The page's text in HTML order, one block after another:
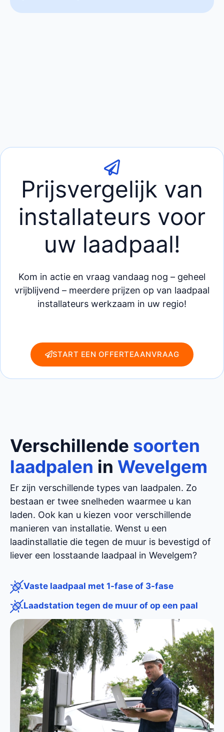
Prijsvergelijk van
installateurs voor
uw laadpaal!
Kom in actie en vraag vandaag nog – geheel
vrijblijvend – meerdere prijzen op van laadpaal
installateurs werkzaam in uw regio!
START EEN OFFERTEAANVRAAG
Verschillende soorten
laadpalen in Wevelgem
Er zijn verschillende types van laadpalen. Zo
bestaan er twee snelheden waarmee u kan
laden. Ook kan u kiezen voor verschillende
manieren van installatie. Wenst u een
laadinstallatie die tegen de muur is bevestigd of
liever een losstaande laadpaal in Wevelgem?
Vaste laadpaal met 1-fase of 3-fase
Laadstation tegen de muur of op een paal